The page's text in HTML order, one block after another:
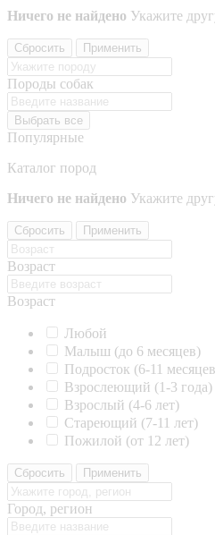
Ничего не найдено Укажите
Сбросить Применить
Породы собак
Выбрать все
Популярные
Каталог пород
Ничего не найдено Укажите
Сбросить Применить
Возраст
Возраст
Любой
Малыш (до 6 месяцев)
Подросток (6-11
Взрослеющий (1-3 года)
Взрослый (4-6 лет)
Стареющий (7-11 лет)
Пожилой (от 12 лет)
Сбросить Применить
Город, регион